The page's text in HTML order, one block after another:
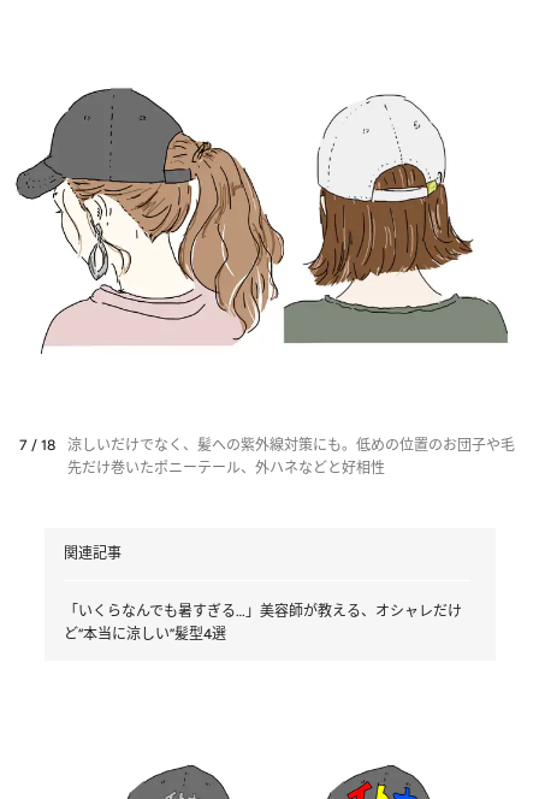
7 / 18
涼しいだけでなく、髪への紫外線対策にも。低めの位置のお団子や毛
先だけ巻いたポニーテール、外ハネなどと好相性
関連記事
「いくらなんでも暑すぎる…」美容師が教える、オシャレだけ
ど“本当に涼しい”髪型4選